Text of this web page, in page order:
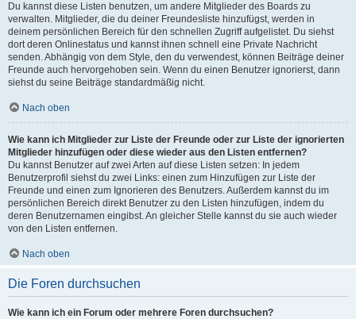
Du kannst diese Listen benutzen, um andere Mitglieder des Boards zu
verwalten. Mitglieder, die du deiner Freundesliste hinzufügst, werden in
deinem persönlichen Bereich für den schnellen Zugriff aufgelistet. Du siehst
dort deren Onlinestatus und kannst ihnen schnell eine Private Nachricht
senden. Abhängig von dem Style, den du verwendest, können Beiträge deiner
Freunde auch hervorgehoben sein. Wenn du einen Benutzer ignorierst, dann
siehst du seine Beiträge standardmäßig nicht.
Nach oben
Wie kann ich Mitglieder zur Liste der Freunde oder zur Liste der ignorierten
Mitglieder hinzufügen oder diese wieder aus den Listen entfernen?
Du kannst Benutzer auf zwei Arten auf diese Listen setzen: In jedem
Benutzerprofil siehst du zwei Links: einen zum Hinzufügen zur Liste der
Freunde und einen zum Ignorieren des Benutzers. Außerdem kannst du im
persönlichen Bereich direkt Benutzer zu den Listen hinzufügen, indem du
deren Benutzernamen eingibst. An gleicher Stelle kannst du sie auch wieder
von den Listen entfernen.
Nach oben
Die Foren durchsuchen
Wie kann ich ein Forum oder mehrere Foren durchsuchen?